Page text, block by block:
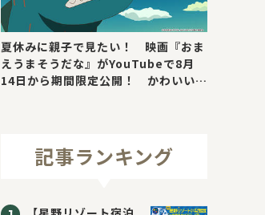
夏休みに親子で見たい！ 映画『おま
えうまそうだな』がYouTubeで8月
14日から期間限定公開！ かわいい＆
記事ランキング